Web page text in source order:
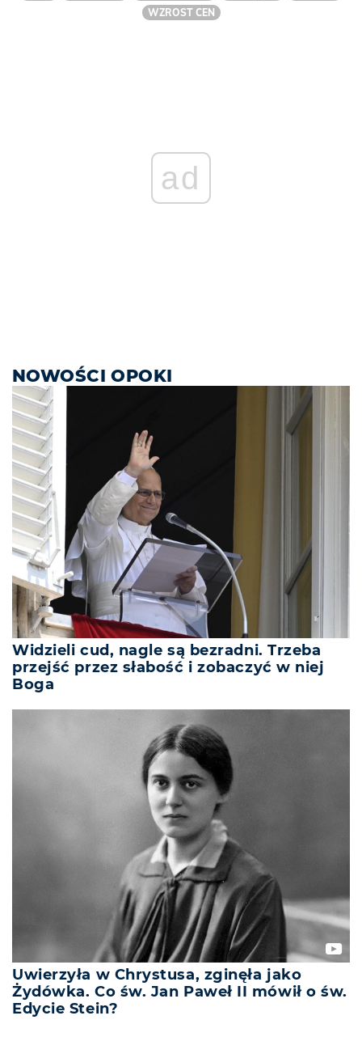
WZROST CEN
ad
NOWOŚCI OPOKI
Widzieli cud, nagle są bezradni. Trzeba
przejść przez słabość i zobaczyć w niej
Boga
Uwierzyła w Chrystusa, zginęła jako
Żydówka. Co św. Jan Paweł II mówił o św.
Edycie Stein?